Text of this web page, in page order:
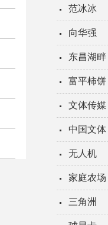
范冰冰
向华强
东昌湖畔
富平柿饼
文体传媒
中国文体
无人机
家庭农场
三角洲